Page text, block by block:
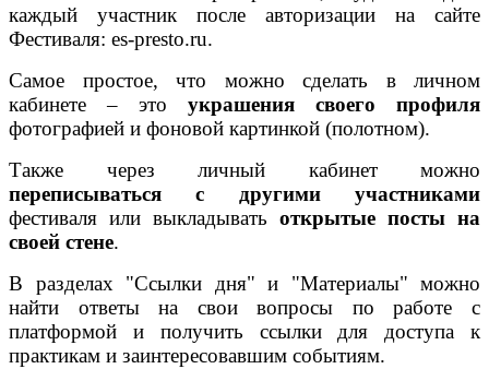
каждый участник после авторизации на сайте
Фестиваля: es-presto.ru.
Самое простое, что можно сделать в личном
кабинете – это украшения своего профиля
фотографией и фоновой картинкой (полотном).
Также через личный кабинет можно
переписываться с другими участниками
фестиваля или выкладывать открытые посты на
своей стене.
В разделах "Ссылки дня" и "Материалы" можно
найти ответы на свои вопросы по работе с
платформой и получить ссылки для доступа к
практикам и заинтересовавшим событиям.